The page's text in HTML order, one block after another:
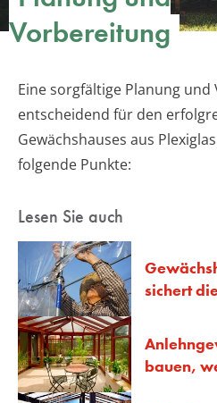
Vorbereitung
Eine sorgfältige Planung
entscheidend für den
Gewächshauses aus
folgende Punkte:
Lesen Sie auch
sichert
bauen,